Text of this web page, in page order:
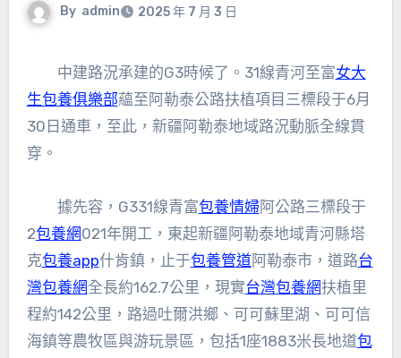
By admin 2025 年 7 月 3 日
中建路況承建的G3時候了。31線青河至富女大
生包養俱樂部蘊至阿勒泰公路扶植項目三標段于6月
30日通車，至此，新疆阿勒泰地域路況動脈全線貫
穿。
據先容，G331線青富包養情婦阿公路三標段于
2包養網021年開工，東起新疆阿勒泰地域青河縣塔
克包養app什肯鎮，止于包養管道阿勒泰市，道路台
灣包養網全長約162.7公里，現實台灣包養網扶植里
程約142公里，路過吐爾洪鄉、可可蘇里湖、可可信
海鎮等農牧區與游玩景區，包括1座1883米長地道包